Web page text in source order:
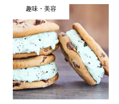
趣味・美容